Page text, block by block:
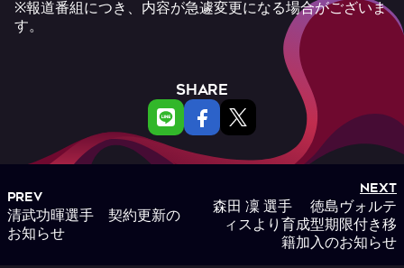
※報道番組につき、内容が急遽変更になる場合がございま
す。
SHARE
PREV
清武功暉選手 契約更新の
お知らせ
NEXT
森田 凜 選手 徳島ヴォルテ
ィスより育成型期限付き移
籍加入のお知らせ